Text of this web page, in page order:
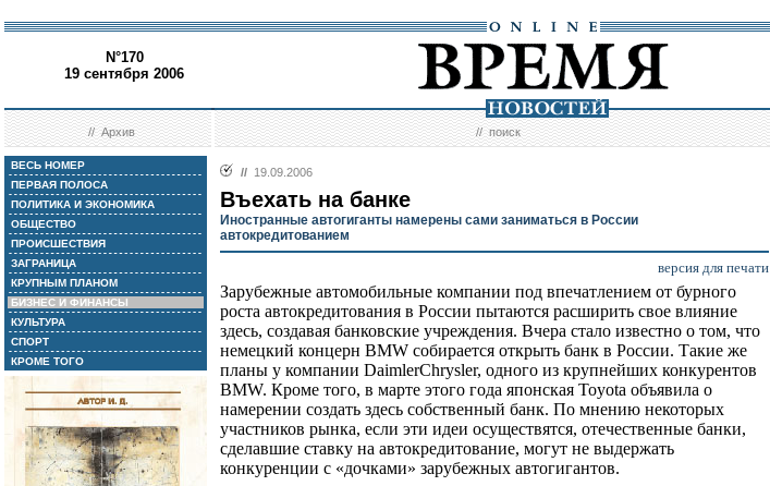
N°170
19 сентября 2006
//Архив //поиск
ВЕСЬ НОМЕР
ПЕРВАЯ ПОЛОСА
ПОЛИТИКА И ЭКОНОМИКА
ОБЩЕСТВО
ПРОИСШЕСТВИЯ
ЗАГРАНИЦА
КРУПНЫМ ПЛАНОМ
БИЗНЕС И ФИНАНСЫ
КУЛЬТУРА
СПОРТ
КРОМЕ ТОГО
// 19.09.2006
Въехать на банке
Иностранные автогиганты намерены сами заниматься в России
автокредитованием
версия для печати
Зарубежные автомобильные компании под впечатлением от бурного
роста автокредитования в России пытаются расширить свое влияние
здесь, создавая банковские учреждения. Вчера стало известно о том, что
немецкий концерн BMW собирается открыть банк в России. Такие же
планы у компании DaimlerChrysler, одного из крупнейших конкурентов
BMW. Кроме того, в марте этого года японская Toyota объявила о
намерении создать здесь собственный банк. По мнению некоторых
участников рынка, если эти идеи осуществятся, отечественные банки,
сделавшие ставку на автокредитование, могут не выдержать
конкуренции с «дочками» зарубежных автогигантов.